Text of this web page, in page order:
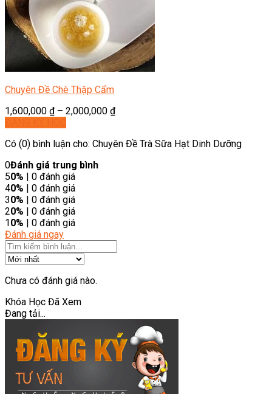
Chuyên Đề Chè Thập Cẩm
1,600,000 ₫– 2,000,000 ₫
Có (0) bình luận cho: Chuyên Đề Trà Sữa Hạt Dinh Dưỡng
0Đánh giá trung bình
50% | 0 đánh giá
40% | 0 đánh giá
30% | 0 đánh giá
20% | 0 đánh giá
10% | 0 đánh giá
Đánh giá ngay
Chưa có đánh giá nào.
Khóa Học Đã Xem
Đang tải...